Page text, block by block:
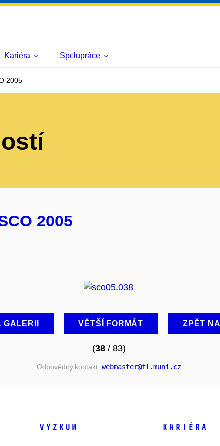
Kariéra Spolupráce
2005
2005
VĚTŠÍ FORMÁT ZPĚT
(38/ 83)
Odpovědný kontakt: webmaster@fi .muni .cz
VÝZKUM KARIÉRA